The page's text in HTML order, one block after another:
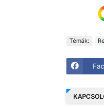
Témák: